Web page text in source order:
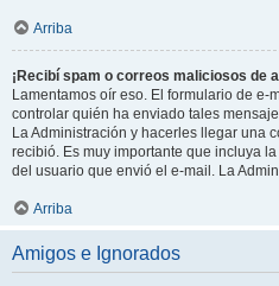
Arriba
¡Recibí spam o correos maliciosos de
Lamentamos oír eso. El formulario de
controlar quién ha enviado tales
La Administración y hacerles llegar una
recibió. Es muy importante que incluya
del usuario que envió el e-mail. La
Arriba
Amigos e Ignorados